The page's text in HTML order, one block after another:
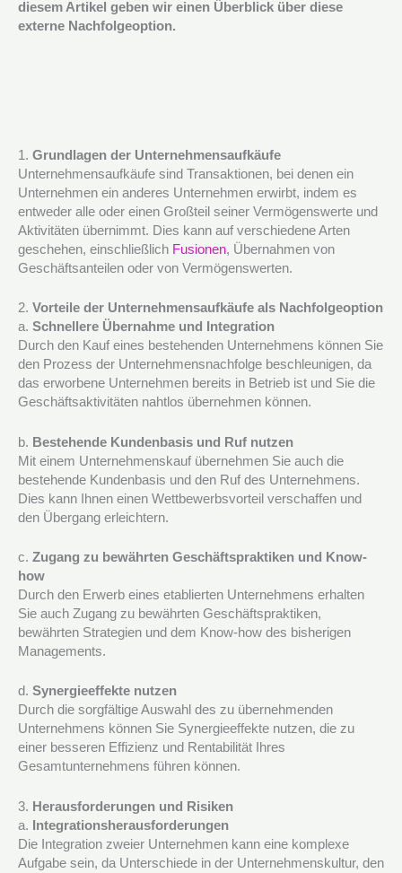
diesem Artikel geben wir einen Überblick über diese
externe Nachfolgeoption.
1. Grundlagen der Unternehmensaufkäufe
Unternehmensaufkäufe sind Transaktionen, bei denen ein
Unternehmen ein anderes Unternehmen erwirbt, indem es
entweder alle oder einen Großteil seiner Vermögenswerte und
Aktivitäten übernimmt. Dies kann auf verschiedene Arten
geschehen, einschließlich Fusionen, Übernahmen von
Geschäftsanteilen oder von Vermögenswerten.
2. Vorteile der Unternehmensaufkäufe als Nachfolgeoption
a. Schnellere Übernahme und Integration
Durch den Kauf eines bestehenden Unternehmens können Sie
den Prozess der Unternehmensnachfolge beschleunigen, da
das erworbene Unternehmen bereits in Betrieb ist und Sie die
Geschäftsaktivitäten nahtlos übernehmen können.
b. Bestehende Kundenbasis und Ruf nutzen
Mit einem Unternehmenskauf übernehmen Sie auch die
bestehende Kundenbasis und den Ruf des Unternehmens.
Dies kann Ihnen einen Wettbewerbsvorteil verschaffen und
den Übergang erleichtern.
c. Zugang zu bewährten Geschäftspraktiken und Know-
how
Durch den Erwerb eines etablierten Unternehmens erhalten
Sie auch Zugang zu bewährten Geschäftspraktiken,
bewährten Strategien und dem Know-how des bisherigen
Managements.
d. Synergieeffekte nutzen
Durch die sorgfältige Auswahl des zu übernehmenden
Unternehmens können Sie Synergieeffekte nutzen, die zu
einer besseren Effizienz und Rentabilität Ihres
Gesamtunternehmens führen können.
3. Herausforderungen und Risiken
a.
Integrationsherausforderungen
Die Integration zweier Unternehmen kann eine komplexe
Aufgabe sein, da Unterschiede in der Unternehmenskultur, den